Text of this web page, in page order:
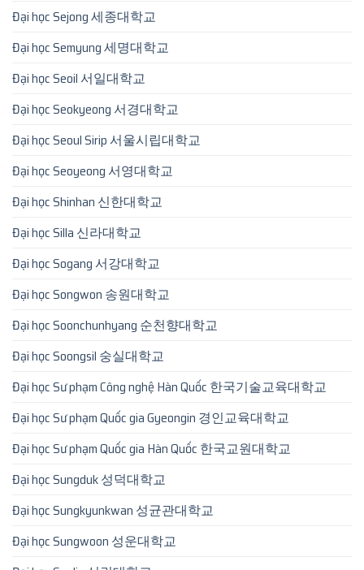
Đại học Sejong 세종대학교
Đại học Semyung 세명대학교
Đại học Seoil 서일대학교
Đại học Seokyeong 서경대학교
Đại học Seoul Sirip 서울시립대학교
Đại học Seoyeong 서영대학교
Đại học Shinhan 신한대학교
Đại học Silla 신라대학교
Đại học Sogang 서강대학교
Đại học Songwon 송원대학교
Đại học Soonchunhyang 순천향대학교
Đại học Soongsil 숭실대학교
Đại học Sư phạm Công nghệ Hàn Quốc 한국기술교육대학교
Đại học Sư phạm Quốc gia Gyeongin 경인교육대학교
Đại học Sư phạm Quốc gia Hàn Quốc 한국교원대학교
Đại học Sungduk 성덕대학교
Đại học Sungkyunkwan 성균관대학교
Đại học Sungwoon 성운대학교